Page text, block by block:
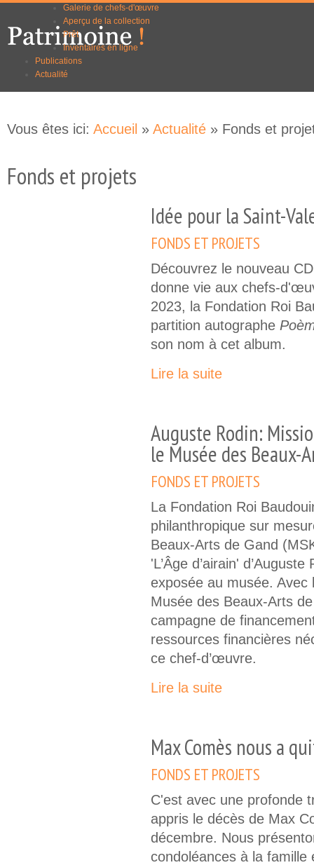
principal
Galerie de chefs-d'œuvre
Aperçu de la collection
Prêt
Inventaires en ligne
Publications
Actualité
Vous êtes ici: Accueil » Actualité » Fonds et
Fonds et projets
Idée pour la Saint-
FONDS ET PROJETS
Découvrez le nouveau
donne vie aux chefs-
2023, la Fondation Roi
partition autographe
son nom à cet album.
Lire la suite
Auguste Rodin:
le Musée des Beaux-
FONDS ET PROJETS
La Fondation Roi
philanthropique sur
Beaux-Arts de Gand
'L’Âge d’airain'
exposée au musée. Avec
Musée des Beaux-Arts
campagne de
ressources financières
ce chef-d’œuvre.
Lire la suite
Max Comès nous a
FONDS ET PROJETS
C'est avec une profonde
appris le décès de Max
décembre. Nous
condoléances à la famille